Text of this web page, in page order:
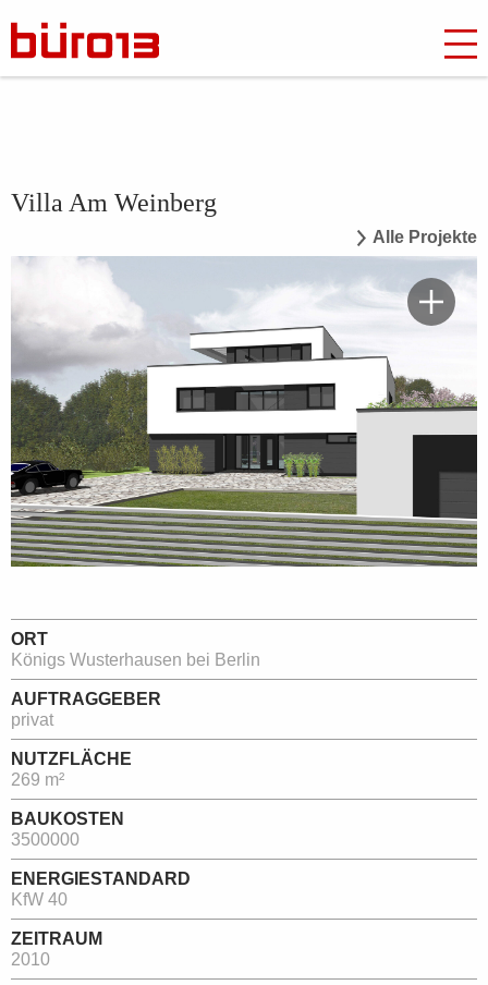
Villa Am Weinberg
Alle Projekte
ORT
Königs Wusterhausen bei Berlin
AUFTRAGGEBER
privat
NUTZFLÄCHE
269 m²
BAUKOSTEN
3500000
ENERGIESTANDARD
KfW 40
ZEITRAUM
2010